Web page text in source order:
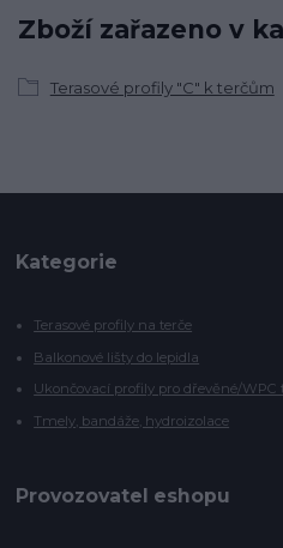
Zboží zařazeno v
Terasové profily "C" k terčům
Kategorie
Terasové profily na terče
Balkonové lišty do lepidla
Ukončovací profily pro dřevěné/WPC
Tmely, bandáže, hydroizolace
Provozovatel eshopu